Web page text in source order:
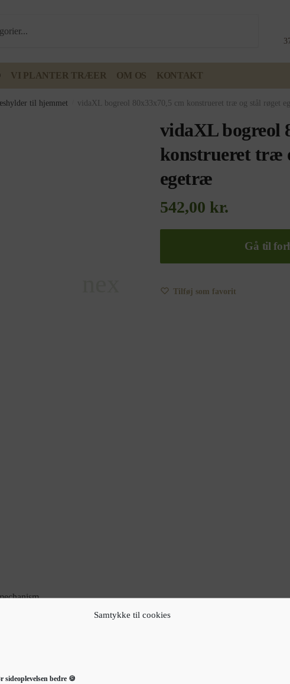
Samtykke til cookies
sideoplevelsen bedre 🍪
VI PLANTER TRÆER OM OS KONTAKT
til hjemmet vidaXL bogreol 80x33x70,5 cm konstrueret træ og stål røget
vidaXL bogreol
konstrueret træ
egetræ
542,00 kr.
Gå til
Tilføj som favorit